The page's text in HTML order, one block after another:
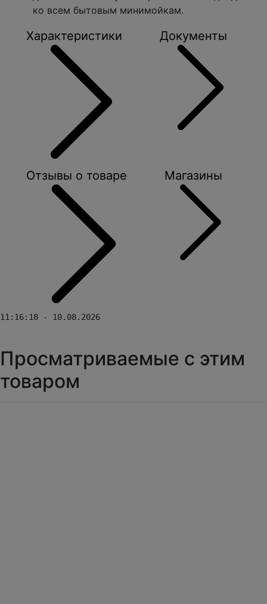
ко всем бытовым минимойкам.
Характеристики Документы
Отзывы о товаре Магазины
11:16:18 - 10.08.2026
Просматриваемые с этим
товаром